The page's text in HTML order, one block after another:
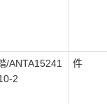
/ANTA15241
2
件